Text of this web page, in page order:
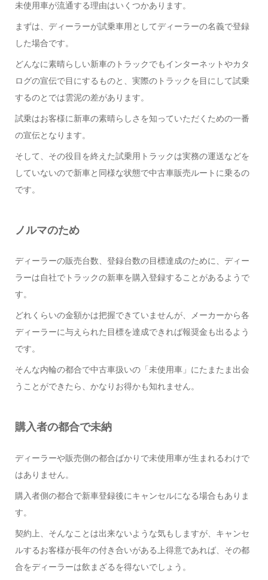
未使用車が流通する理由はいくつかあります。
まずは、ディーラーが試乗車用としてディーラーの名義で登録
した場合です。
どんなに素晴らしい新車のトラックでもインターネットやカタ
ログの宣伝で目にするものと、実際のトラックを目にして試乗
するのとでは雲泥の差があります。
試乗はお客様に新車の素晴らしさを知っていただくための一番
の宣伝となります。
そして、その役目を終えた試乗用トラックは実務の運送などを
していないので新車と同様な状態で中古車販売ルートに乗るの
です。
ノルマのため
ディーラーの販売台数、登録台数の目標達成のために、ディー
ラーは自社でトラックの新車を購入登録することがあるようで
す。
どれくらいの金額かは把握できていませんが、メーカーから各
ディーラーに与えられた目標を達成できれば報奨金も出るよう
です。
そんな内輪の都合で中古車扱いの「未使用車」にたまたま出会
うことができたら、かなりお得かも知れません。
購入者の都合で未納
ディーラーや販売側の都合ばかりで未使用車が生まれるわけで
はありません。
購入者側の都合で新車登録後にキャンセルになる場合もありま
す。
契約上、そんなことは出来ないような気もしますが、キャンセ
ルするお客様が長年の付き合いがある上得意であれば、その都
合をディーラーは飲まざるを得ないでしょう。